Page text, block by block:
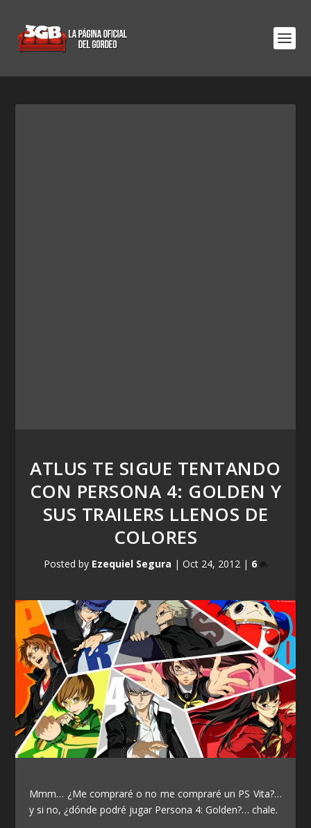
ATLUS TE SIGUE TENTANDO
CON PERSONA 4: GOLDEN Y
SUS TRAILERS LLENOS DE
COLORES
Posted by Ezequiel Segura | Oct 24, 2012| 6
Mmm… ¿Me compraré o no me compraré un PS Vita?…
y si no, ¿dónde podré jugar Persona 4: Golden?… chale.